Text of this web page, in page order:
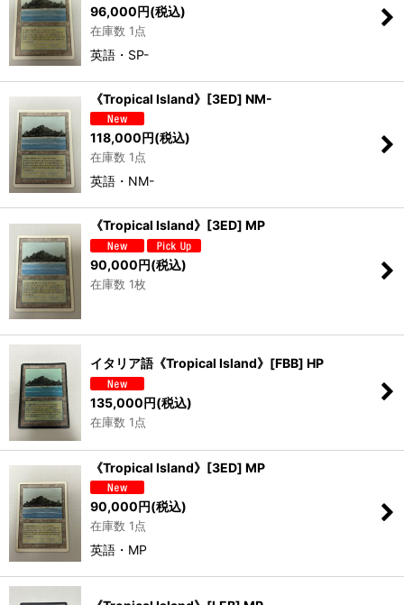
96,000円(税込)
在庫数 1点
英語・SP-
《Tropical Island》[3ED] NM-
118,000円(税込)
在庫数 1点
英語・NM-
《Tropical Island》[3ED] MP
90,000円(税込)
在庫数 1枚
イタリア語《Tropical Island》[FBB] HP
135,000円(税込)
在庫数 1点
《Tropical Island》[3ED] MP
90,000円(税込)
在庫数 1点
英語・MP